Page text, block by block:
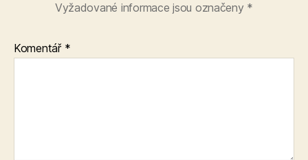
Vyžadované informace jsou označeny *
Komentář *